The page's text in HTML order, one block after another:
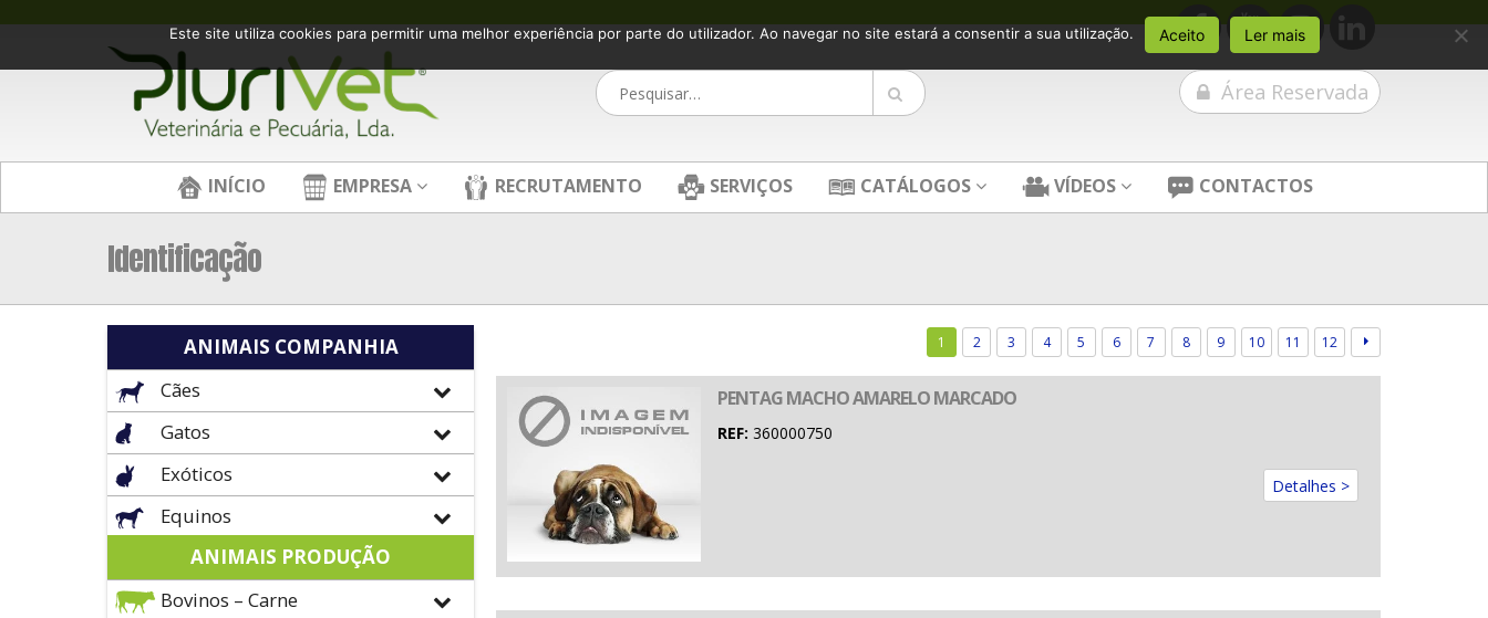
Área Reservada
INÍCIO EMPRESA RECRUTAMENTO SERVIÇOS CATÁLOGOS VÍDEOS CONTACTOS
Identificação
1 2 3 4 5 6 7 8 9 10 11 12
PENTAG MACHO AMARELO MARCADO
REF: 360000750
Detalhes >
ANIMAIS COMPANHIA
Cães
Gatos
Exóticos
Equinos
ANIMAIS PRODUÇÃO
Bovinos – Carne
Este site utiliza cookies para permitir uma melhor experiência por parte do utilizador. Ao navegar no site estará a consentir a sua utilização. Aceito Ler mais